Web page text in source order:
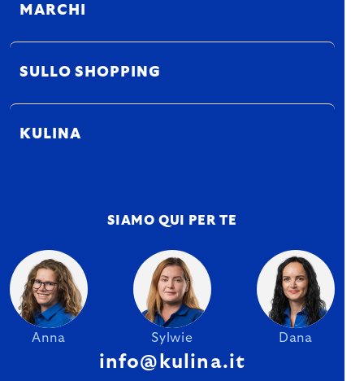
MARCHI
SULLO SHOPPING
KULINA
SIAMO QUI PER TE
Anna Sylwie Dana
info@kulina.it